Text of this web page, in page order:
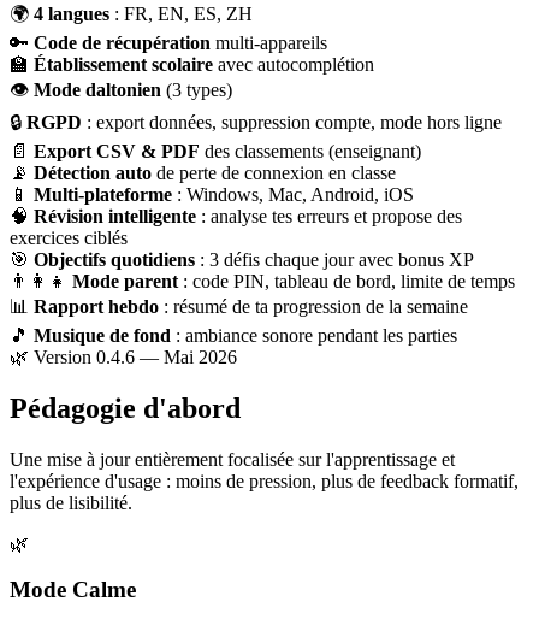
🌍 4 langues : FR, EN, ES, ZH
🔑 Code de récupération multi-appareils
🏫 Établissement scolaire avec autocomplétion
👁 Mode daltonien (3 types)
🔒 RGPD : export données, suppression compte, mode hors ligne
📄 Export CSV & PDF des classements (enseignant)
📡 Détection auto de perte de connexion en classe
📱 Multi-plateforme : Windows, Mac, Android, iOS
🧠 Révision intelligente : analyse tes erreurs et propose des
exercices ciblés
🎯 Objectifs quotidiens : 3 défis chaque jour avec bonus XP
👨‍👩‍👧 Mode parent : code PIN, tableau de bord, limite de temps
📊 Rapport hebdo : résumé de ta progression de la semaine
🎵 Musique de fond : ambiance sonore pendant les parties
🌿 Version 0.4.6 — Mai 2026
Pédagogie d'abord
Une mise à jour entièrement focalisée sur l'apprentissage et
l'expérience d'usage : moins de pression, plus de feedback formatif,
plus de lisibilité.
🌿
Mode Calme